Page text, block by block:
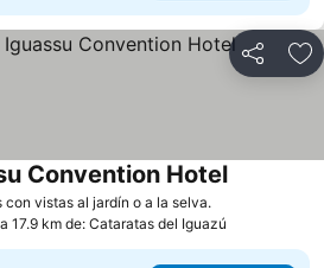
Compartir
con vistas al jardín o a la selva.
Convention Hotel
a 17.9 km de: Cataratas del Iguazú